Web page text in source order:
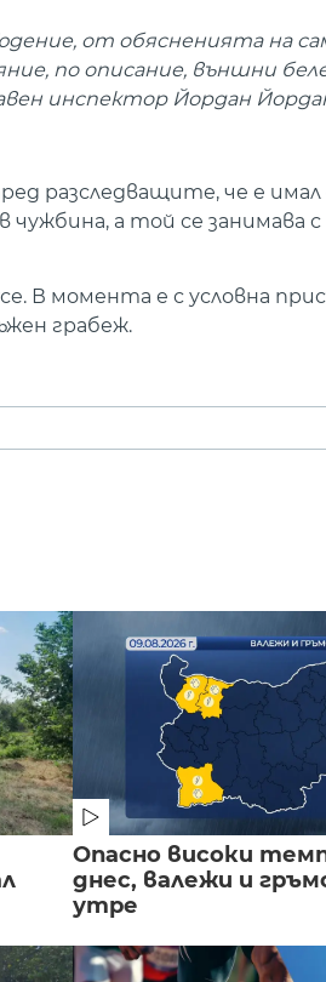
от обясненията на
по описание, външни
инспектор Йордан
разследващите, че е имал
а той се занимава
В момента е с условна
грабеж.
Опасно високи
днес, валежи и
утре